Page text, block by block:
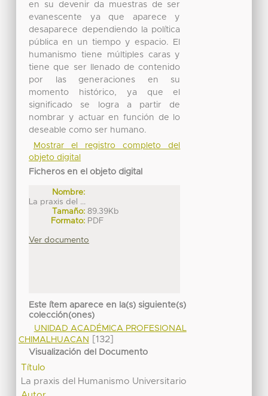
en su devenir da muestras de ser
evanescente ya que aparece y
desaparece dependiendo la política
pública en un tiempo y espacio. El
humanismo tiene múltiples caras y
tiene que ser llenado de contenido
por las generaciones en su
momento histórico, ya que el
significado se logra a partir de
nombrar y actuar en función de lo
deseable como ser humano.
Mostrar el registro completo del
objeto digital
Ficheros en el objeto digital
Nombre:
La praxis del ...
Tamaño: 89.39Kb
Formato: PDF
Ver documento
Este ítem aparece en la(s) siguiente(s)
colección(ones)
UNIDAD ACADÉMICA PROFESIONAL
CHIMALHUACAN
[132]
Visualización del Documento
Título
La praxis del Humanismo Universitario